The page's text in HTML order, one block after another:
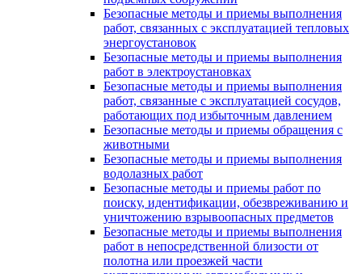
Безопасные методы и приемы выполнения
работ, связанных с эксплуатацией тепловых
энергоустановок
Безопасные методы и приемы выполнения
работ в электроустановках
Безопасные методы и приемы выполнения
работ, связанные с эксплуатацией сосудов,
работающих под избыточным давлением
Безопасные методы и приемы обращения с
животными
Безопасные методы и приемы выполнения
водолазных работ
Безопасные методы и приемы работ по
поиску, идентификации, обезвреживанию и
уничтожению взрывоопасных предметов
Безопасные методы и приемы выполнения
работ в непосредственной близости от
полотна или проезжей части